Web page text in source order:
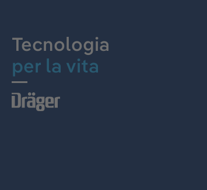
Tecnologia
per la vita